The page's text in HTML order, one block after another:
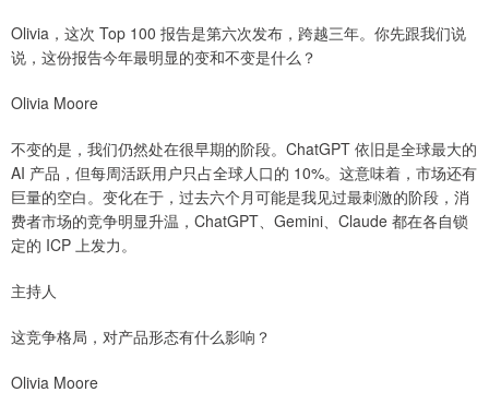
Olivia，这次 Top 100 报告是第六次发布，跨越三年。你先跟我们说
说，这份报告今年最明显的变和不变是什么？
Olivia Moore
不变的是，我们仍然处在很早期的阶段。ChatGPT 依旧是全球最大的
AI 产品，但每周活跃用户只占全球人口的 10%。这意味着，市场还有
巨量的空白。变化在于，过去六个月可能是我见过最刺激的阶段，消
费者市场的竞争明显升温，ChatGPT、Gemini、Claude 都在各自锁
定的 ICP 上发力。
主持人
这竞争格局，对产品形态有什么影响？
Olivia Moore